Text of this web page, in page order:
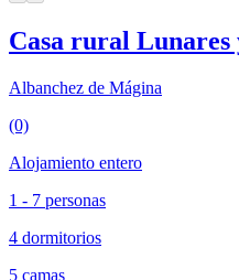
Casa rural Lunares
Albanchez de Mágina
(0)
Alojamiento entero
1 - 7 personas
4 dormitorios
5 camas